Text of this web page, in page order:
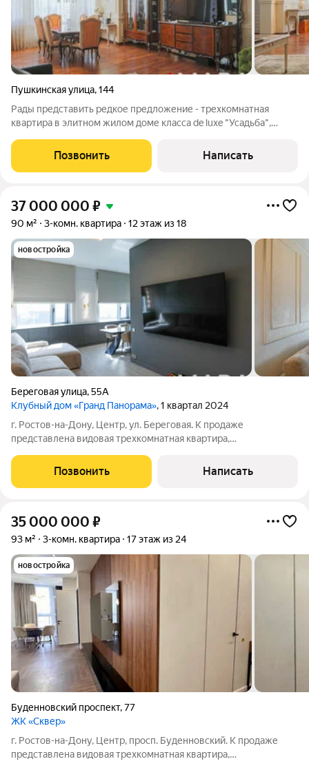
Пушкинская улица,144
Рады представить редкое предложение - трехкомнатная
квартира в элитном жилом доме класса de luxe "Усадьба",
центральных улиц Ростова - парковой зоны ул. Пушкинской.
Общая площадь жилья составляет 120
Позвонить Написать
37 000 000 ₽
90 м² 3-комн. квартира 12 этаж из 18
новостройка
Береговая улица,55А
Клубный дом «Гранд Панорама», 1 квартал 2024
г. Ростов-на-Дону, Центр, ул. Береговая. К продаже
представлена видовая трехкомнатная квартира,
Панорама". Общая площадь 90 м2. Планировка: холл, большой
санузел с ванной, совмещенная зона
Позвонить Написать
35 000 000 ₽
93 м² 3-комн. квартира 17 этаж из 24
новостройка
Буденновский проспект,77
ЖК «Сквер»
г. Ростов-на-Дону, Центр, просп. Буденновский. К продаже
представлена видовая трехкомнатная квартира,